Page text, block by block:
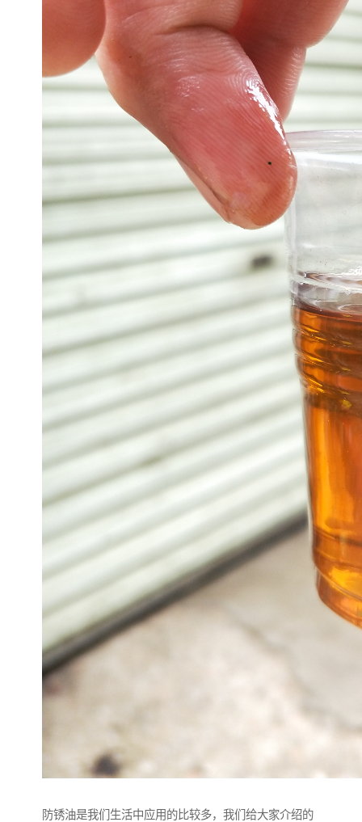
防锈油是我们生活中应用的比较多，我们给大家介绍的